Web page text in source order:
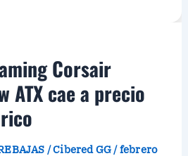
Corsair
ATX cae a precio
/Cibered GG /febrero